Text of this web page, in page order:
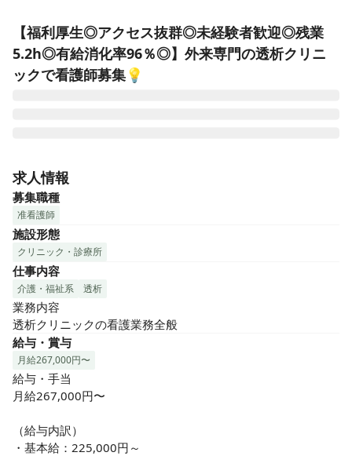
【福利厚生◎アクセス抜群◎未経験者歓迎◎残業
5.2h◎有給消化率96％◎】外来専門の透析クリニ
ックで看護師募集💡
加納総合病院をはじめ、高度な医療が求められる専門病院、
介護に重きを置いた病棟、透析専門のクリニックなどを幅広
く展開する「社会医療法人協和会」が運営する透析クリニッ
クです！近くには加納総合病院があり、緊急時の対応も行っ
ていますので安心できる職場です。
ライフステージに応じて長くお仕事を続けていくことができ
る職場です！（育児休業の取得実績あり）
求人情報
募集職種
准看護師
施設形態
クリニック・診療所
仕事内容
介護・福祉系 透析
業務内容
透析クリニックの看護業務全般
給与・賞与
月給267,000円〜
給与・手当
月給267,000円〜
（給与内訳）
・基本給：225,000円～